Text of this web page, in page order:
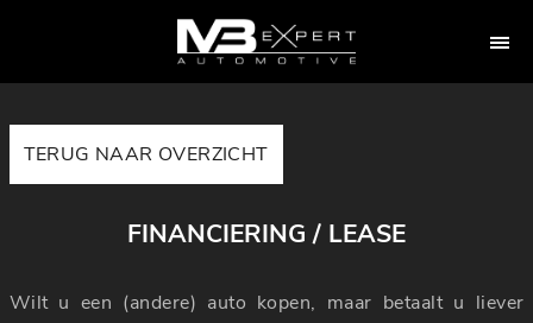
TERUG NAAR OVERZICHT
FINANCIERING / LEASE
Wilt u een (andere) auto kopen, maar betaalt u liever